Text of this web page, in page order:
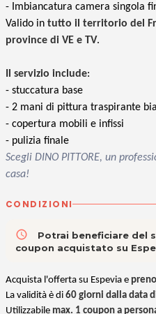
- Imbiancatura camera singola
Valido in tutto il territorio del
province di VE e TV.
Il servizio include:
- stuccatura base
- 2 mani di pittura traspirante
- copertura mobili e infissi
- pulizia finale
Scegli DINO PITTORE, un
casa!
CONDIZIONI
access_time
Potrai beneficiare del
coupon acquistato su
Acquista l'offerta su Espevia e
La validità è di 60 giorni dalla data
Utilizzabile max. 1 coupon a